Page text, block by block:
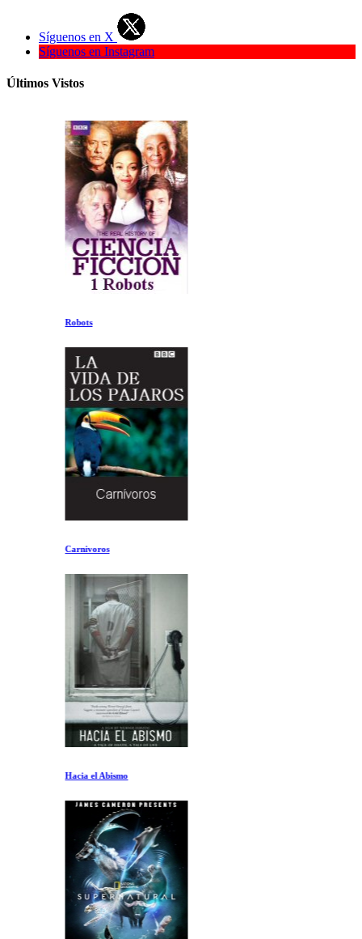
Síguenos en X
Síguenos en Instagram
Últimos Vistos
Robots
Carnivoros
Hacia el Abismo